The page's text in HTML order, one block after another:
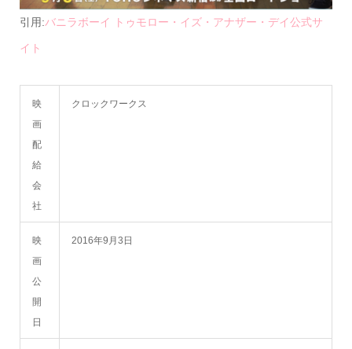
引用:バニラボーイ トゥモロー・イズ・アナザー・デイ公式サ
イト
映
画
配
給
会
社
クロックワークス
映
画
公
開
日
2016年9月3日